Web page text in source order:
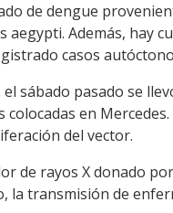
de dengue
Además, hay
casos
sábado pasado se
en
del vector.
de rayos X donado
transmisión de